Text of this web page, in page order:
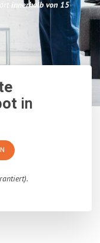
innerhalb von 15
in